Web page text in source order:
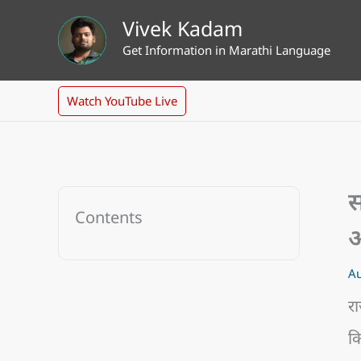
content
Vivek Kadam
Get Information in Marathi Language
Watch YouTube Live
Contents